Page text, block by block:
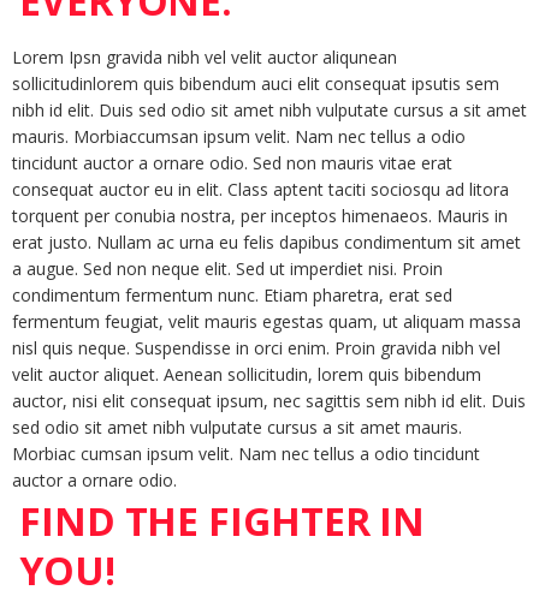
Lorem Ipsn gravida nibh vel velit auctor aliqunean
sollicitudinlorem quis bibendum auci elit consequat ipsutis sem
nibh id elit. Duis sed odio sit amet nibh vulputate cursus a sit amet
mauris. Morbiaccumsan ipsum velit. Nam nec tellus a odio
tincidunt auctor a ornare odio. Sed non mauris vitae erat
consequat auctor eu in elit. Class aptent taciti sociosqu ad litora
torquent per conubia nostra, per inceptos himenaeos. Mauris in
erat justo. Nullam ac urna eu felis dapibus condimentum sit amet
a augue. Sed non neque elit. Sed ut imperdiet nisi. Proin
condimentum fermentum nunc. Etiam pharetra, erat sed
fermentum feugiat, velit mauris egestas quam, ut aliquam massa
nisl quis neque. Suspendisse in orci enim. Proin gravida nibh vel
velit auctor aliquet. Aenean sollicitudin, lorem quis bibendum
auctor, nisi elit consequat ipsum, nec sagittis sem nibh id elit. Duis
sed odio sit amet nibh vulputate cursus a sit amet mauris.
Morbiac cumsan ipsum velit. Nam nec tellus a odio tincidunt
auctor a ornare odio.
FIND THE FIGHTER IN
YOU!